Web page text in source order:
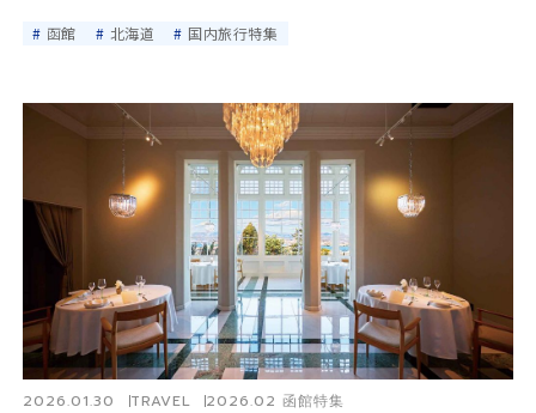
函館 北海道 国内旅行特集
2026.01.30 TRAVEL 2026.02 函館特集